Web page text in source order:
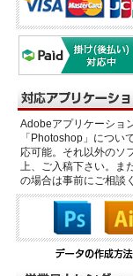
Adobeアプリケーショ
「Photoshop」につい
応可能。それ以外のソ
上、ご入稿下さい。ま
の場合は事前にご相談